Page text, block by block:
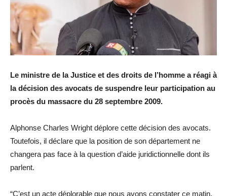
Le ministre de la Justice et des droits de l’homme a réagi à
la décision des avocats de suspendre leur participation au
procès du massacre du 28 septembre 2009.
Alphonse Charles Wright déplore cette décision des avocats.
Toutefois, il déclare que la position de son département ne
changera pas face à la question d’aide juridictionnelle dont ils
parlent.
“C’est un acte déplorable que nous avons constater ce matin,